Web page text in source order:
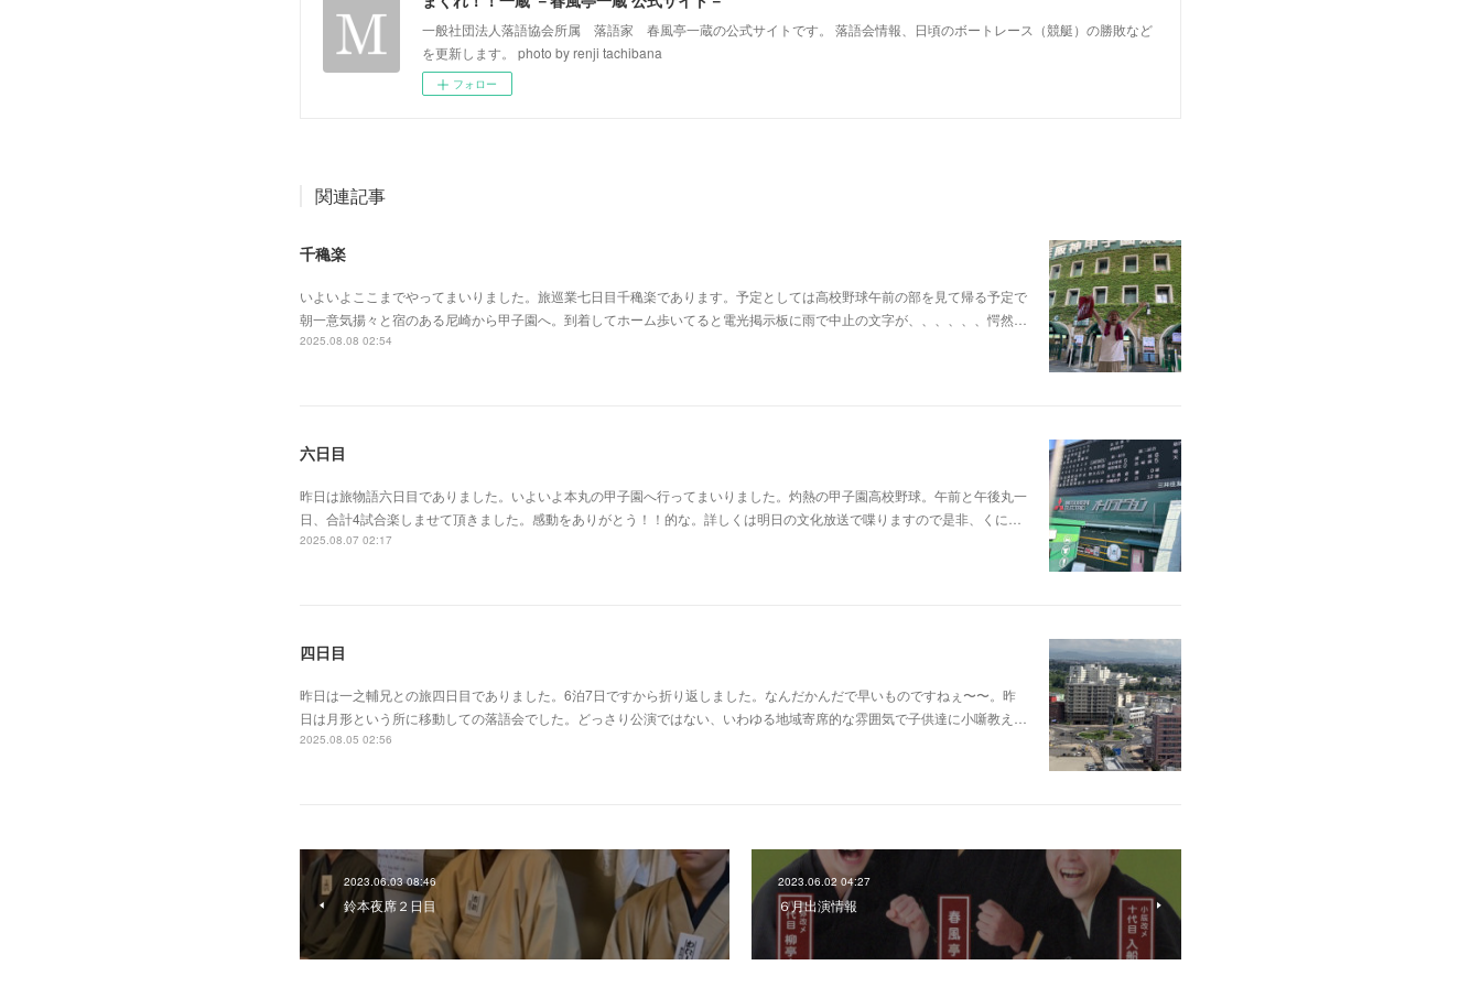
一般社団法人落語協会所属 落語家 春風亭一蔵の公式サイトです。 落語会情報、日頃のボートレース（競艇）の勝敗など
を更新します。 photo by renji tachibana
フォロー
関連記事
千穐楽
いよいよここまでやってまいりました。旅巡業七日目千穐楽であります。予定としては高校野球午前の部を見て帰る予定で
朝一意気揚々と宿のある尼崎から甲子園へ。到着してホーム歩いてると電光掲示板に雨で中止の文字が、、、、、、愕然…
2025.08.08 02:54
六日目
昨日は旅物語六日目でありました。いよいよ本丸の甲子園へ行ってまいりました。灼熱の甲子園高校野球。午前と午後丸一
日、合計4試合楽しませて頂きました。感動をありがとう！！的な。詳しくは明日の文化放送で喋りますので是非、くに…
2025.08.07 02:17
四日目
昨日は一之輔兄との旅四日目でありました。6泊7日ですから折り返しました。なんだかんだで早いものですねぇ〜〜。昨
日は月形という所に移動しての落語会でした。どっさり公演ではない、いわゆる地域寄席的な雰囲気で子供達に小噺教え…
2025.08.05 02:56
2023.06.03 08:46
鈴本夜席２日目
2023.06.02 04:27
６月出演情報